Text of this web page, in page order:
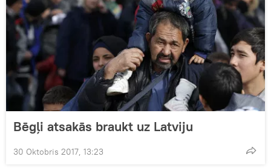
Bēgļi atsakās braukt uz Latviju
30 Oktobris 2017, 13:23